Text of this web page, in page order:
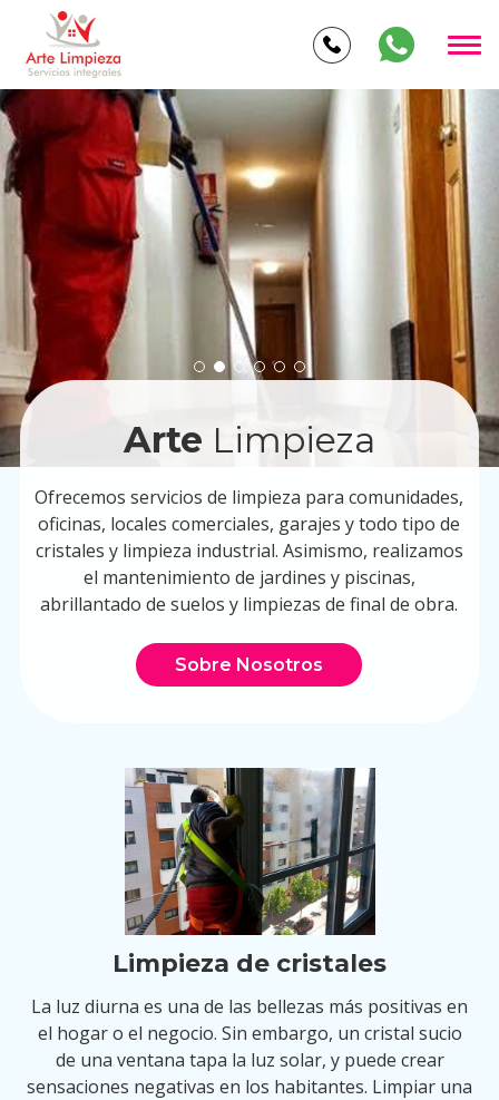
Arte Limpieza
Ofrecemos servicios de limpieza para comunidades,
oficinas, locales comerciales, garajes y todo tipo de
cristales y limpieza industrial. Asimismo, realizamos
el mantenimiento de jardines y piscinas,
abrillantado de suelos y limpiezas de final de obra.
Sobre Nosotros
Limpieza de cristales
La luz diurna es una de las bellezas más positivas en
el hogar o el negocio. Sin embargo, un cristal sucio
de una ventana tapa la luz solar, y puede crear
sensaciones negativas en los habitantes. Limpiar una